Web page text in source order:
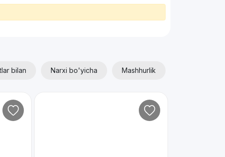
bilan Narxi bo'yicha Mashhurlik